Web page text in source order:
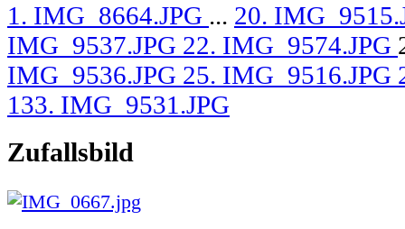
1. IMG_8664.JPG ... 20.
IMG_9537.JPG 22. IMG_9574.JPG
IMG_9536.JPG 25. IMG_9516.JPG
133. IMG_9531.JPG
Zufallsbild